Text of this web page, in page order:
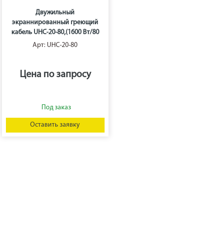
Двужильный
экраннированный греющий
кабель UHC-20-80,(1600 Вт/80
м),Lavita
Арт: UHC-20-80
Цена по запросу
Оставить заявку